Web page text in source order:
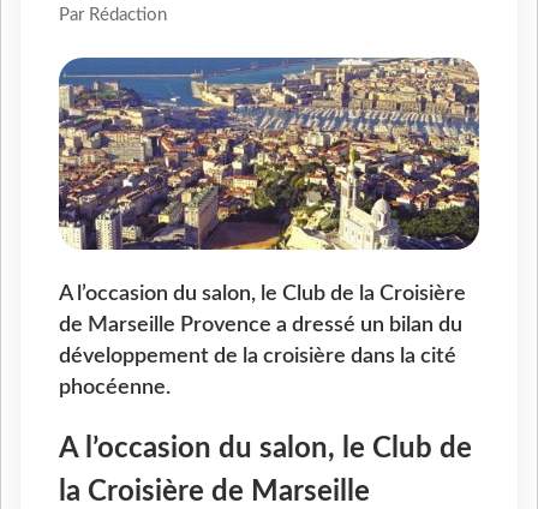
Par Rédaction
A l’occasion du salon, le Club de la Croisière
de Marseille Provence a dressé un bilan du
développement de la croisière dans la cité
phocéenne.
A l’occasion du salon, le Club de
la Croisière de Marseille